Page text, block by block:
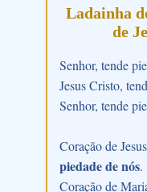
Ladainha
de
Senhor, tende
Jesus Cristo,
Senhor, tende
Coração de
piedade de nós.
Coração de